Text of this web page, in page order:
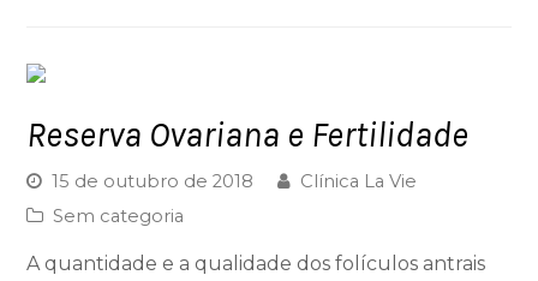
Reserva Ovariana e Fertilidade
15 de outubro de 2018
Clínica La Vie
Sem categoria
A quantidade e a qualidade dos folículos antrais